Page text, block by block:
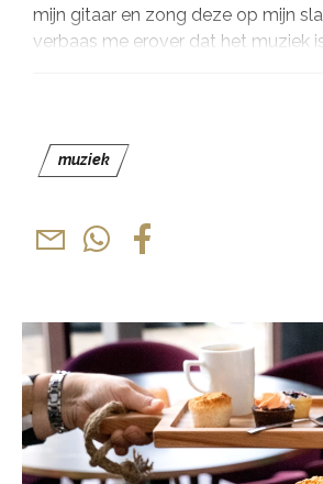
mijn gitaar en zong deze op mijn
verbaas me erover dat het muziek
Tijdens The Singer Songwriter
zeventig tot huidige helden als John
muziek